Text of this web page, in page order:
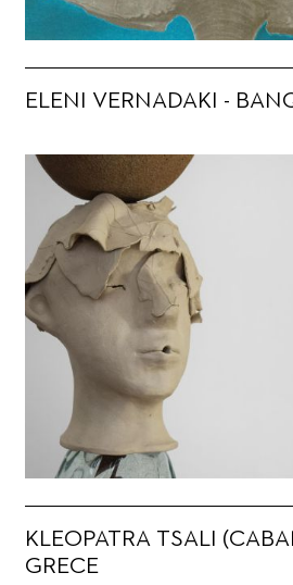
ELENI VERNADAKI -
KLEOPATRA TSALI
GRECE